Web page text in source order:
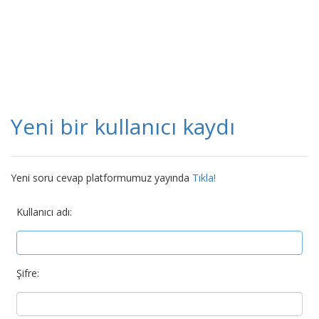
Yeni bir kullanıcı kaydı
Yeni soru cevap platformumuz yayında Tıkla!
Kullanıcı adı:
Şifre: